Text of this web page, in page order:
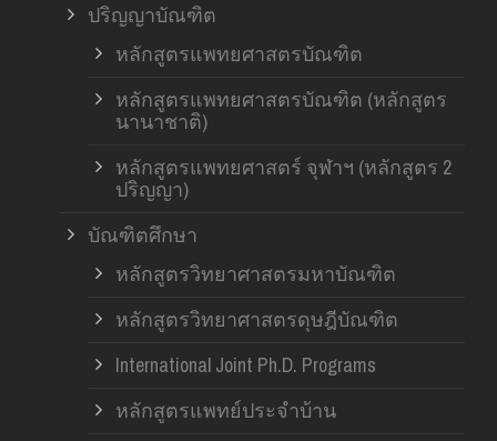
ปริญญาบัณฑิต
หลักสูตรแพทยศาสตรบัณฑิต
หลักสูตรแพทยศาสตรบัณฑิต (หลักสูตร
นานาชาติ)
หลักสูตรแพทยศาสตร์ จุฬาฯ (หลักสูตร 2
ปริญญา)
บัณฑิตศึกษา
หลักสูตรวิทยาศาสตรมหาบัณฑิต
หลักสูตรวิทยาศาสตรดุษฎีบัณฑิต
International Joint Ph.D. Programs
หลักสูตรแพทย์ประจำบ้าน